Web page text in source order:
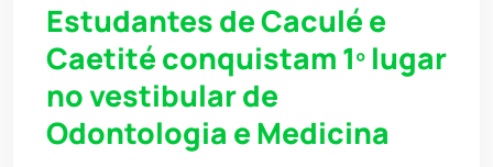
Estudantes de Caculé e
Caetité conquistam 1º lugar
no vestibular de
Odontologia e Medicina